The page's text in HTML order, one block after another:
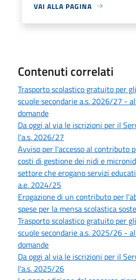
VAI ALLA PAGINA
Contenuti correlati
Trasporto scolastico gratuito per
scuole secondarie a.s. 2026/27 -
domande
Da oggi al via le iscrizioni per il
l'a.s. 2026/27
Avviso per l'accesso al contributo
costi di gestione dei nidi e
settore che erogano servizi
a.e. 2024/25
Erogazione di un contributo per
spese per la mensa scolastica
Trasporto scolastico gratuito per
scuole secondarie a.s. 2025/26 -
domande
Da oggi al via le iscrizioni per il
l'a.s. 2025/26